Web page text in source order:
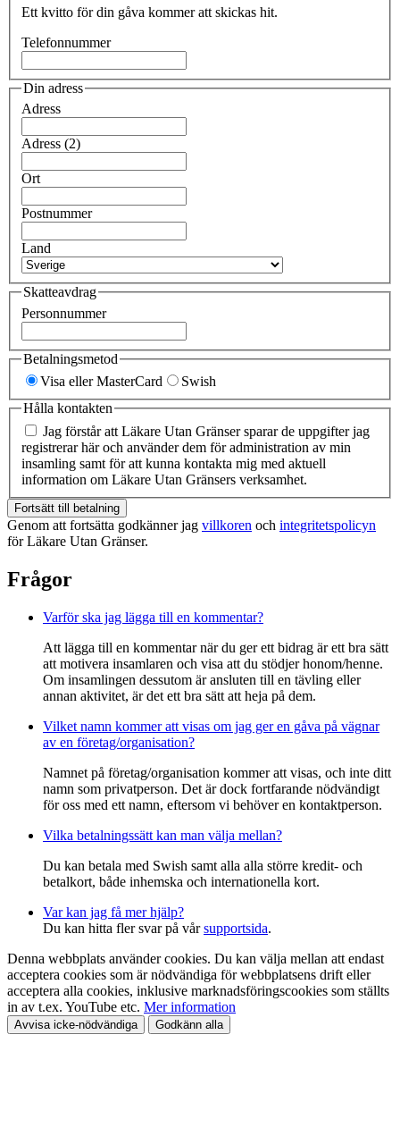
Ett kvitto för din gåva kommer att skickas hit.
Telefonnummer
Din adress
Adress
Adress (2)
Ort
Postnummer
Land
Skatteavdrag
Personnummer
Betalningsmetod
Visa eller MasterCard
Swish
Hålla kontakten
Jag förstår att Läkare Utan Gränser sparar de uppgifter jag
registrerar här och använder dem för administration av min
insamling samt för att kunna kontakta mig med aktuell
information om Läkare Utan Gränsers verksamhet.
Fortsätt till betalning
Genom att fortsätta godkänner jag villkoren och integritetspolicyn
för Läkare Utan Gränser.
Frågor
Varför ska jag lägga till en kommentar?
Att lägga till en kommentar när du ger ett bidrag är ett bra sätt
att motivera insamlaren och visa att du stödjer honom/henne.
Om insamlingen dessutom är ansluten till en tävling eller
annan aktivitet, är det ett bra sätt att heja på dem.
Vilket namn kommer att visas om jag ger en gåva på vägnar
av en företag/organisation?
Namnet på företag/organisation kommer att visas, och inte ditt
namn som privatperson. Det är dock fortfarande nödvändigt
för oss med ett namn, eftersom vi behöver en kontaktperson.
Vilka betalningssätt kan man välja mellan?
Du kan betala med Swish samt alla alla större kredit- och
betalkort, både inhemska och internationella kort.
Var kan jag få mer hjälp?
Du kan hitta fler svar på vårsupportsida.
Denna webbplats använder cookies. Du kan välja mellan att endast
acceptera cookies som är nödvändiga för webbplatsens drift eller
acceptera alla cookies, inklusive marknadsföringscookies som ställts
in av t.ex. YouTube etc. Mer information
Avvisa icke-nödvändiga Godkänn alla